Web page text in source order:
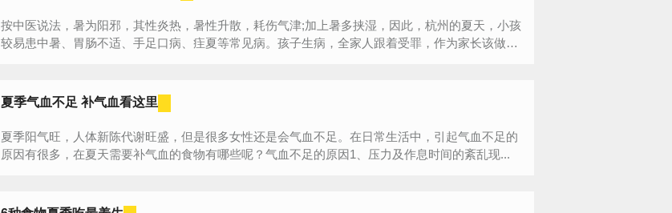
按中医说法，暑为阳邪，其性炎热，暑性升散，耗伤气津;加上暑多挟湿，因此，杭州的夏天，小孩
较易患中暑、胃肠不适、手足口病、疰夏等常见病。孩子生病，全家人跟着受罪，作为家长该做些
夏季气血不足 补气血看这里
夏季阳气旺，人体新陈代谢旺盛，但是很多女性还是会气血不足。在日常生活中，引起气血不足的
原因有很多，在夏天需要补气血的食物有哪些呢？气血不足的原因1、压力及作息时间的紊乱现...